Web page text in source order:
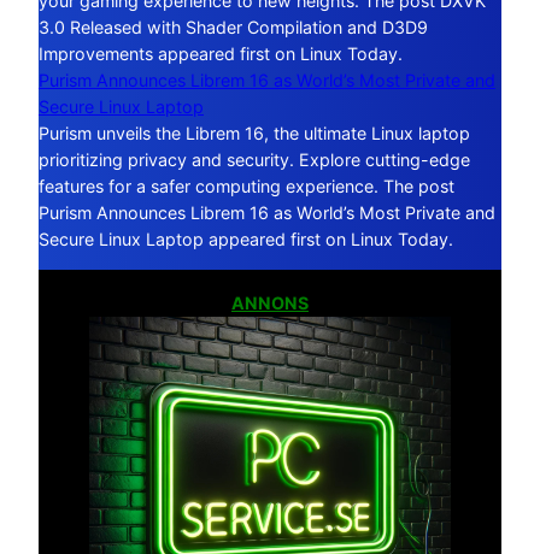
3.0 Released with Shader Compilation and D3D9
Improvements appeared first on Linux Today.
Purism Announces Librem 16 as World’s Most Private and
Secure Linux Laptop
Purism unveils the Librem 16, the ultimate Linux laptop
prioritizing privacy and security. Explore cutting-edge
features for a safer computing experience. The post
Purism Announces Librem 16 as World’s Most Private and
Secure Linux Laptop appeared first on Linux Today.
ANNONS